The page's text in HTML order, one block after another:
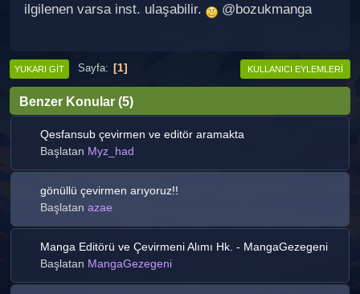
ilgilenen varsa inst. ulaşabilir.
@bozukmanga
YUKARI GIT Sayfa 1 KULLANICI EYLEMLERI
Benzer Konular (5)
Qesfansub çevirmen ve editör aramakta
Başlatan Myz_had
gönüllü çevirmen arıyoruz!!
Başlatan azae
Manga Editörü ve Çevirmeni Alımı Hk. - MangaGezegeni
Başlatan MangaGezegeni